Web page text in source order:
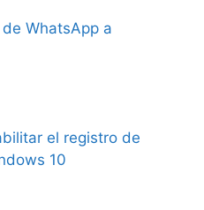
WhatsApp a
el registro de
10